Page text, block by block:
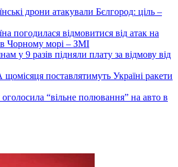
дрони атакували Бєлгород: ціль –
погодилася відмовитися від атак на
в Чорному морі – ЗМІ
у 9 разів підняли плату за відмову від
поставлятимуть Україні ракети
оголосила “вільне полювання” на авто в